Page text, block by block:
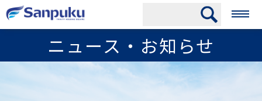
ニュース・お知らせ